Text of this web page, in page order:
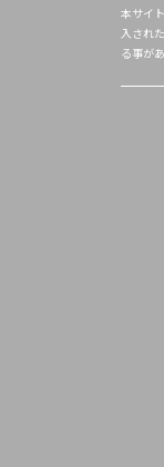
本サイ
入され
る事が